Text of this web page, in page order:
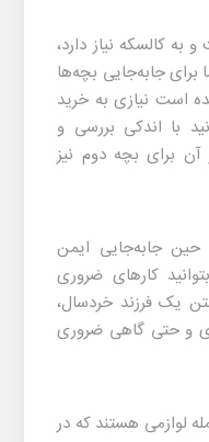
کالسکه نیاز دارد،
برای جابه‌جایی بچه‌ها
است نیازی به خرید
با اندکی بررسی و
آن برای بچه دوم نیز
جابه‌جایی ایمن
کارهای ضروری
یک فرزند خردسال،
و حتی گاهی ضروری
لوازمی هستند که در